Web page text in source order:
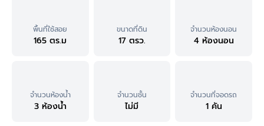
พื้นที่ใช้สอย
165 ตร.ม
ขนาดที่ดิน
17 ตรว.
จำนวนห้องนอน
4 ห้องนอน
จำนวนห้องน้ำ
3 ห้องน้ำ
จำนวนชั้น
ไม่มี
จำนวนที่จอดรถ
1 คัน